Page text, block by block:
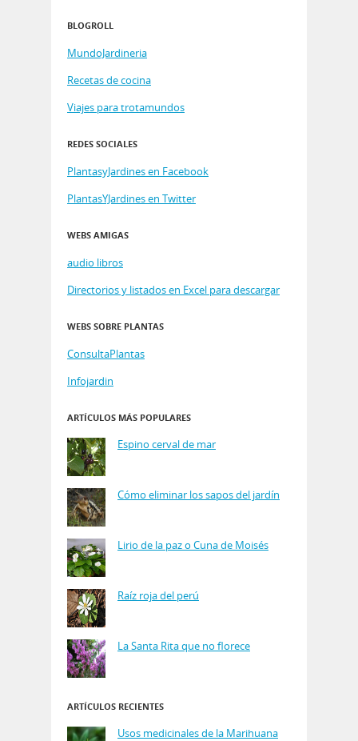
BLOGROLL
MundoJardineria
Recetas de cocina
Viajes para trotamundos
REDES SOCIALES
PlantasyJardines en Facebook
PlantasYJardines en Twitter
WEBS AMIGAS
audio libros
Directorios y listados en Excel para descargar
WEBS SOBRE PLANTAS
ConsultaPlantas
Infojardin
ARTÍCULOS MÁS POPULARES
Espino cerval de mar
Cómo eliminar los sapos del jardín
Lirio de la paz o Cuna de Moisés
Raíz roja del perú
La Santa Rita que no florece
ARTÍCULOS RECIENTES
Usos medicinales de la Marihuana